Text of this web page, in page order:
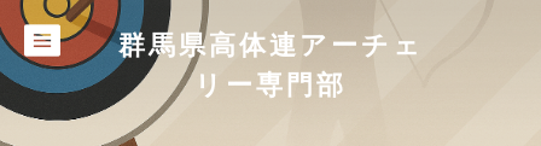
群馬県高体連アーチェ
リー専門部